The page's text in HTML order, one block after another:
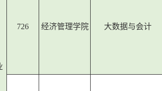
726 经济管理学院 大数据与会计